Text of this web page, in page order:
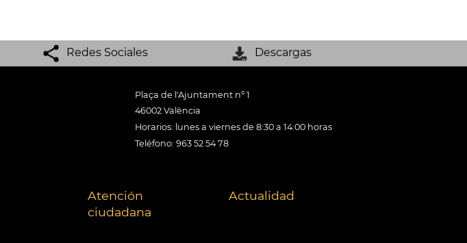
Redes Sociales Descargas
Plaça de l'Ajuntament nº 1
46002 València
Horarios: lunes a viernes de 8:30 a 14:00 horas
Teléfono: 963 52 54 78
Atención
ciudadana
Actualidad